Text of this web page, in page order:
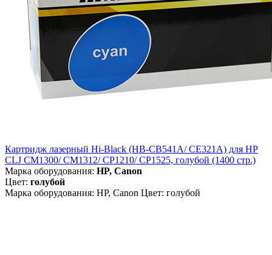
Картридж лазерный Hi-Black (HB-CB541A/ CE321A) для HP
CLJ CM1300/ CM1312/ CP1210/ CP1525, голубой (1400 стр.)
Марка оборудования: HP, Canon
Цвет: голубой
Марка оборудования: HP, Canon Цвет: голубой